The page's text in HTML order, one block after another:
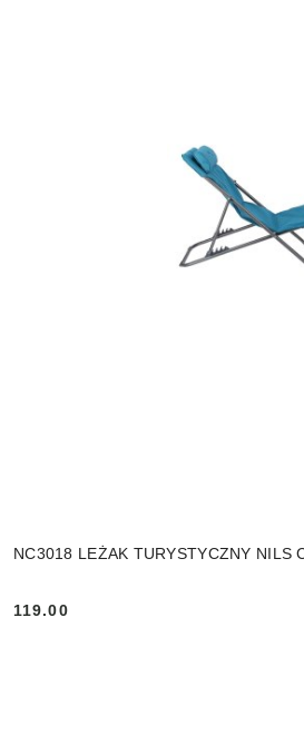
NC3018 LEŻAK TURYSTYCZNY NILS
Cena:
119.00